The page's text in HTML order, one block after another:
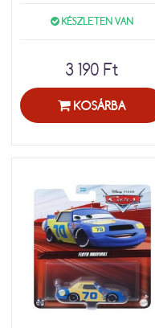
KÉSZLETEN VAN
3 190 Ft
KOSÁRBA